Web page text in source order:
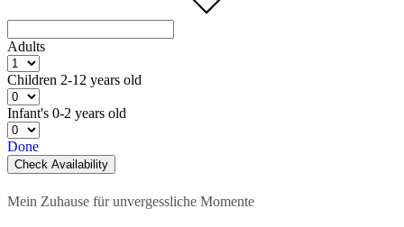
Adults
Children 2-12 years old
Infant's 0-2 years old
Done
Check Availability
Mein Zuhause für unvergessliche Momente